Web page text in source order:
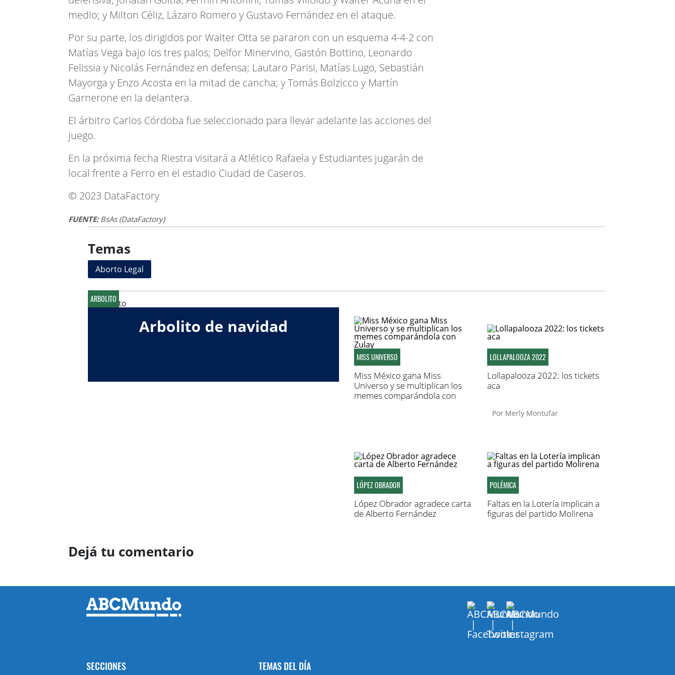
medio; y Milton Céliz, Lázaro Romero y Gustavo Fernández en el ataque.
Por su parte, los dirigidos por Walter Otta se pararon con un esquema 4-4-2 con
Matías Vega bajo los tres palos; Delfor Minervino, Gastón Bottino, Leonardo
Felissia y Nicolás Fernández en defensa; Lautaro Parisi, Matías Lugo, Sebastián
Mayorga y Enzo Acosta en la mitad de cancha; y Tomás Bolzicco y Martín
Garnerone en la delantera.
El árbitro Carlos Córdoba fue seleccionado para llevar adelante las acciones del
juego.
En la próxima fecha Riestra visitará a Atlético Rafaela y Estudiantes jugarán de
local frente a Ferro en el estadio Ciudad de Caseros.
© 2023 DataFactory
FUENTE:BsAs (DataFactory)
Temas
Aborto Legal
ARBOLITO
Arbolito de navidad
MISS UNIVERSO
Miss México gana Miss
Universo y se multiplican los
memes comparándola con
LOLLAPALOOZA 2022
Lollapalooza 2022: los tickets
aca
Por Merly Montufar
LÓPEZ OBRADOR
López Obrador agradece carta
de Alberto Fernández
POLÉMICA
Faltas en la Lotería implican a
figuras del partido Molirena
Dejá tu comentario
SECCIONES TEMAS DEL DÍA